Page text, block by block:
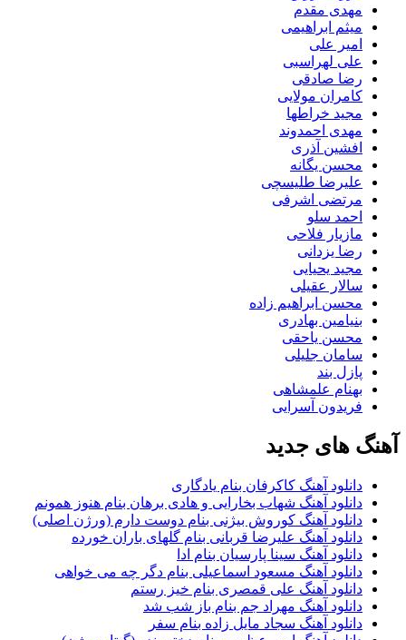
مهدی مقدم
میثم ابراهیمی
امیر علی
علی لهراسبی
رضا صادقی
کامران مولایی
مجید خراطها
مهدی احمدوند
افشین آذری
محسن یگانه
علیرضا طلیسچی
مرتضی اشرفی
احمد سلو
مازیار فلاحی
رضا یزدانی
مجید یحیایی
سالار عقیلی
محسن ابراهیم زاده
بنیامین بهادری
محسن یاحقی
سامان جلیلی
پازل بند
بهنام علمشاهی
فریدون آسرایی
های جدید
دانلود آهنگ کاکرفان بنام یادگاری
دانلود آهنگ شهاب بخارایی و هادی برهان بنام هنوز همونم
دانلود آهنگ کوروش بیژنی بنام دوست دارم (ورژن اصلی)
دانلود آهنگ علیرضا قربانی بنام گلهای باران خورده
دانلود آهنگ سینا پارسیان بنام ادا
دانلود آهنگ مسعود اسماعیلی بنام دگر چه می خواهی
دانلود آهنگ علی قمصری بنام خیز رستم
دانلود آهنگ مهراد جم بنام باز شب شد
دانلود آهنگ سجاد مایل زاده بنام سفر